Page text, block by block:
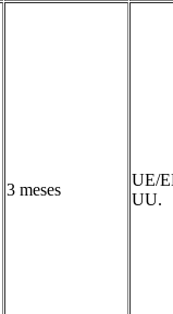
3 meses
UE/
UU.